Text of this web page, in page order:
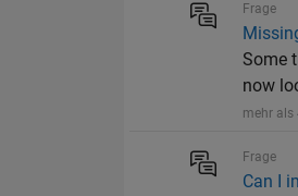
Frage
Some
now
mehr als
Frage
Can I